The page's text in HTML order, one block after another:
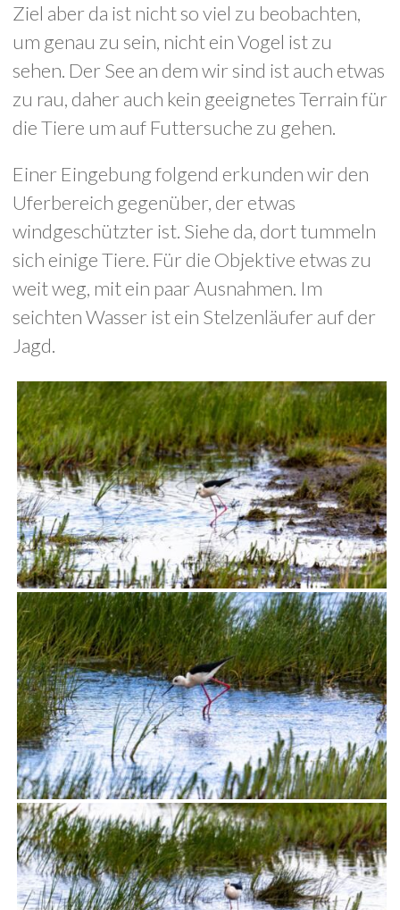
Ziel aber da ist nicht so viel zu beobachten,
um genau zu sein, nicht ein Vogel ist zu
sehen. Der See an dem wir sind ist auch etwas
zu rau, daher auch kein geeignetes Terrain für
die Tiere um auf Futtersuche zu gehen.
Einer Eingebung folgend erkunden wir den
Uferbereich gegenüber, der etwas
windgeschützter ist. Siehe da, dort tummeln
sich einige Tiere. Für die Objektive etwas zu
weit weg, mit ein paar Ausnahmen. Im
seichten Wasser ist ein Stelzenläufer auf der
Jagd.